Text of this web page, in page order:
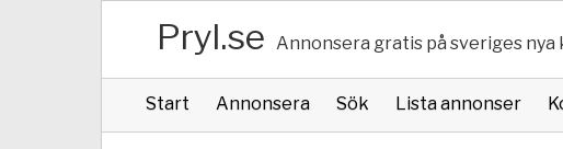
Pryl.se Annonsera gratis på sveriges nya
Start Annonsera Sök Lista annonser